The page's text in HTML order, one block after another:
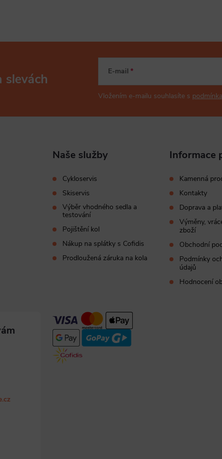
slevách E-mail
Vložením e-mailu souhlasíte s
Naše služby
Cykloservis
Skiservis
Výběr vhodného sedla a
testování
Pojištění kol
Nákup na splátky s Cofidis
Prodloužená záruka na kola
Informace
Kamenná
Kontakty
Doprava a
Výměny,
zboží
Obchodní
Podmínky
údajů
Hodnocení